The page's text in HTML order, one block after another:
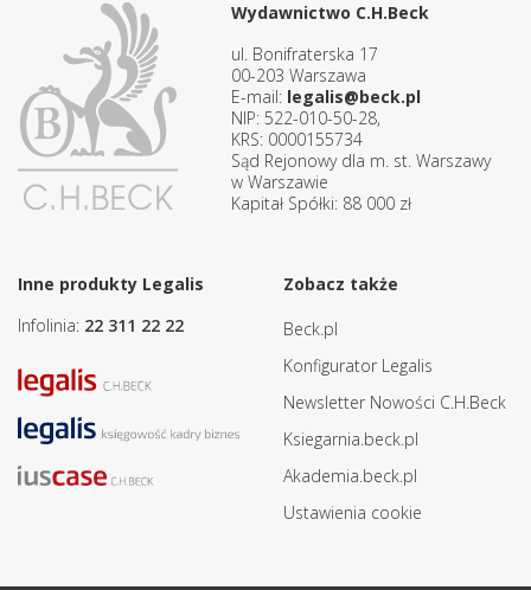
Wydawnictwo C.H.Beck
ul. Bonifraterska 17
00-203 Warszawa
E-mail: legalis@beck.pl
NIP: 522-010-50-28,
KRS: 0000155734
Sąd Rejonowy dla m. st. Warszawy
w Warszawie
Kapitał Spółki: 88 000 zł
Inne produkty Legalis
Infolinia: 22 311 22 22
Zobacz także
Beck.pl
Konfigurator Legalis
Newsletter Nowości C.H.Beck
Ksiegarnia.beck.pl
Akademia.beck.pl
Ustawienia cookie